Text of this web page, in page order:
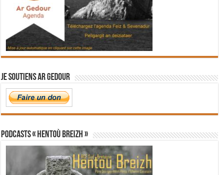
Je soutiens Ar Gedour
PODCASTS « Hentoù Breizh »